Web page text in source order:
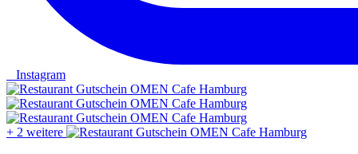
Instagram
+ 2 weitere